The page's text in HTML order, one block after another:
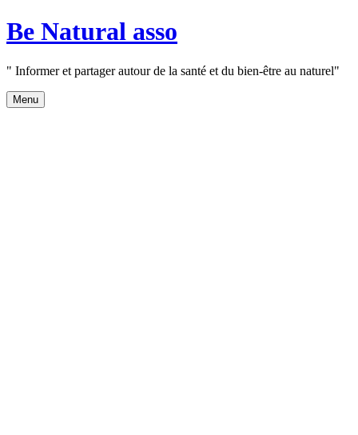
Aller
au
Be Natural asso
" Informer et partager autour de la santé et du bien-être au naturel"
Menu